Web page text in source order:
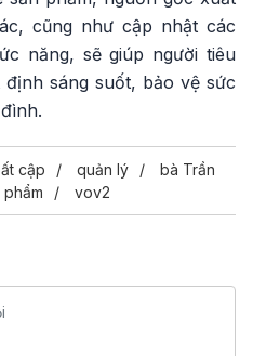
cũng như cập nhật các
năng, sẽ giúp người tiêu
sáng suốt, bảo vệ sức
cập quản lý
bà Trần
vov2